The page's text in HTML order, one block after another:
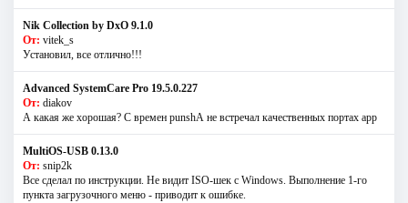
Nik Collection by DxO 9.1.0
От: vitek_s
Установил, все отлично!!!
Advanced SystemCare Pro 19.5.0.227
От: diakov
А какая же хорошая? С времен punshА не встречал качественных портах app
MultiOS-USB 0.13.0
От: snip2k
Все сделал по инструкции. Не видит ISO-шек с Windows. Выполнение 1-го
пункта загрузочного меню - приводит к ошибке.